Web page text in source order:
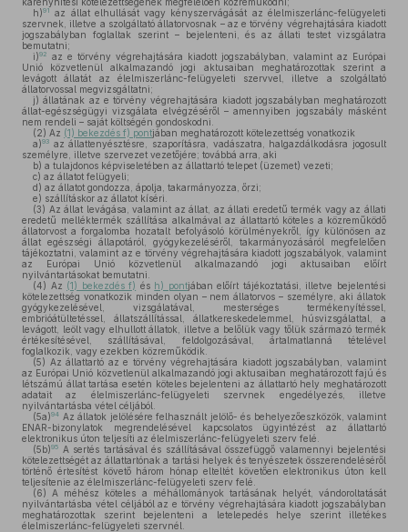
h)91
az állat elhullását vagy kényszervágását az élelmiszerlánc-felügyeleti
szervnek, illetve a szolgáltató állatorvosnak – az e törvény végrehajtására kiadott
jogszabályban foglaltak szerint – bejelenteni, és az állati testet vizsgálatra
bemutatni;
i)92
az e törvény végrehajtására kiadott jogszabályban, valamint az Európai
Unió közvetlenül alkalmazandó jogi aktusaiban meghatározottak szerint a
levágott állatát az élelmiszerlánc-felügyeleti szervvel, illetve a szolgáltató
állatorvossal megvizsgáltatni;
j) állatának az e törvény végrehajtására kiadott jogszabályban meghatározott
állat-egészségügyi vizsgálata elvégzéséről – amennyiben jogszabály másként
nem rendeli – saját költségén gondoskodni.
(2) Az (1) bekezdés f) pontjában meghatározott kötelezettség vonatkozik
a)93 az állattenyésztésre, szaporításra, vadászatra, halgazdálkodásra jogosult
személyre, illetve szervezet vezetőjére; továbbá arra, aki
b) a tulajdonos képviseletében az állattartó telepet (üzemet) vezeti;
c) az állatot felügyeli;
d) az állatot gondozza, ápolja, takarmányozza, őrzi;
e) szállításkor az állatot kíséri.
(3) Az állat levágása, valamint az állat, az állati eredetű termék vagy az állati
eredetű melléktermék szállítása alkalmával az állattartó köteles a közreműködő
állatorvost a forgalomba hozatalt befolyásoló körülményekről, így különösen az
állat egészségi állapotáról, gyógykezeléséről, takarmányozásáról megfelelően
tájékoztatni, valamint az e törvény végrehajtására kiadott jogszabályok, valamint
az Európai Unió közvetlenül alkalmazandó jogi aktusaiban előírt
nyilvántartásokat bemutatni.
(4) Az (1) bekezdés f) és h) pontjában előírt tájékoztatási, illetve bejelentési
kötelezettség vonatkozik minden olyan – nem állatorvos – személyre, aki állatok
gyógykezelésével, vizsgálatával, mesterséges termékenyítéssel,
embrióátültetéssel, állatszállítással, állatkereskedelemmel, húsvizsgálattal, a
levágott, leölt vagy elhullott állatok, illetve a belőlük vagy tőlük származó termék
értékesítésével, szállításával, feldolgozásával, ártalmatlanná tételével
foglalkozik, vagy ezekben közreműködik.
(5) Az állattartó az e törvény végrehajtására kiadott jogszabályban, valamint
az Európai Unió közvetlenül alkalmazandó jogi aktusaiban meghatározott fajú és
létszámú állat tartása esetén köteles bejelenteni az állattartó hely meghatározott
adatait az élelmiszerlánc-felügyeleti szervnek engedélyezés, illetve
nyilvántartásba vétel céljából.
(5a)94 Az állatok jelölésére felhasznált jelölő- és behelyezőeszközök, valamint
ENAR-bizonylatok megrendelésével kapcsolatos ügyintézést az állattartó
elektronikus úton teljesíti az élelmiszerlánc-felügyeleti szerv felé.
(5b)95 A sertés tartásával és szállításával összefüggő valamennyi bejelentési
kötelezettségét az állattartónak a tartási helyek és tenyészetek összerendeléséről
történő értesítést követő három hónap elteltét követően elektronikus úton kell
teljesítenie az élelmiszerlánc-felügyeleti szerv felé.
(6) A méhész köteles a méhállományok tartásának helyét, vándoroltatását
nyilvántartásba vétel céljából az e törvény végrehajtására kiadott jogszabályban
meghatározottak szerint bejelenteni a letelepedés helye szerint illetékes
élelmiszerlánc-felügyeleti szervnél.